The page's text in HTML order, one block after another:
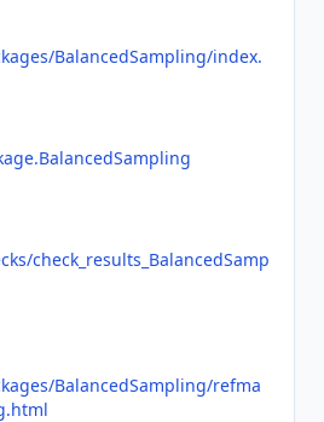
BalancedSampling/index.
check_results_BalancedSamp
BalancedSampling/refma